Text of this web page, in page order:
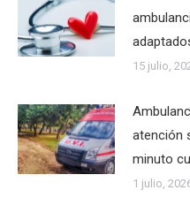
15 julio,
atención
minuto
1 julio,